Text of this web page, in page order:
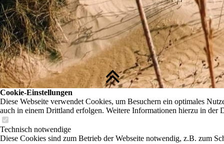
Cookie-Einstellungen
Diese Webseite verwendet Cookies, um Besuchern ein optimales
auch in einem Drittland erfolgen. Weitere Informationen hierzu in der
Technisch notwendige
Diese Cookies sind zum Betrieb der Webseite notwendig, z.B. zum